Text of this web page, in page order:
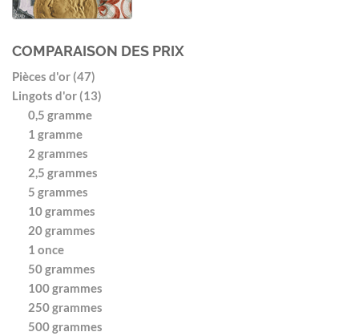
COMPARAISON DES PRIX
Pièces d'or (47)
Lingots d'or (13)
0,5 gramme
1 gramme
2 grammes
2,5 grammes
5 grammes
10 grammes
20 grammes
1 once
50 grammes
100 grammes
250 grammes
500 grammes